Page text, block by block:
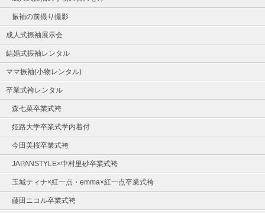
振袖の前撮り撮影
成人式振袖展示会
結婚式振袖レンタル
ママ振袖(小物レンタル)
卒業式袴レンタル
森七菜卒業式袴
姫路大学卒業式学内着付
今田美桜卒業式袴
JAPANSTYLE×中村里砂卒業式袴
玉城ティナ×紅一点・emma×紅一点卒業式袴
藤田ニコル卒業式袴